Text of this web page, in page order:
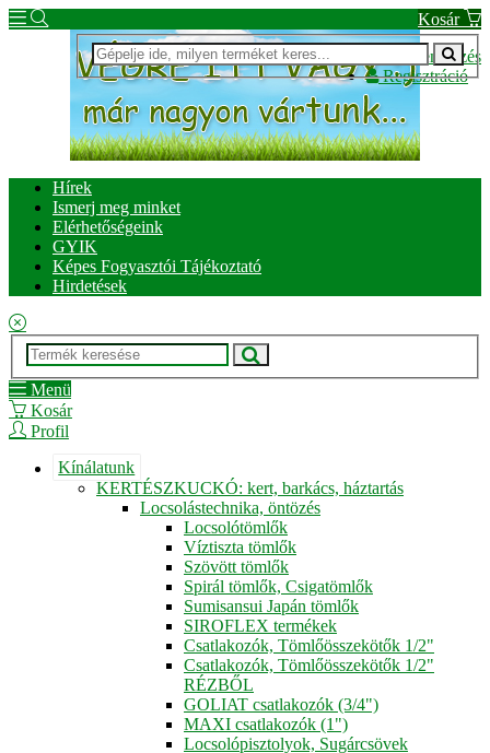
Kosár
Bejelentkezés
Regisztráció
Hírek
Ismerj meg minket
Elérhetőségeink
GYIK
Képes Fogyasztói Tájékoztató
Hirdetések
Menü
Kosár
Profil
Kínálatunk
KERTÉSZKUCKÓ: kert, barkács, háztartás
Locsolástechnika, öntözés
Locsolótömlők
Víztiszta tömlők
Szövött tömlők
Spirál tömlők, Csigatömlők
Sumisansui Japán tömlők
SIROFLEX termékek
Csatlakozók, Tömlőösszekötők 1/2"
Csatlakozók, Tömlőösszekötők 1/2"
RÉZBŐL
GOLIAT csatlakozók (3/4")
MAXI csatlakozók (1")
Locsolópisztolyok, Sugárcsövek